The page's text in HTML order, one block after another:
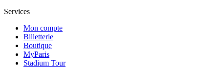
Services
Mon compte
Billetterie
Boutique
MyParis
Stadium Tour